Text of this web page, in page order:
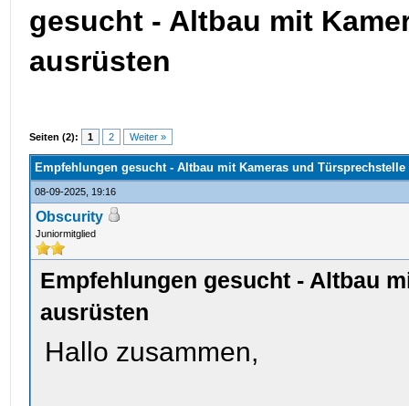
gesucht - Altbau mit
ausrüsten
Seiten (2): 1 2 Weiter »
Empfehlungen gesucht - Altbau mit Kameras und Türsprechstelle
08-09-2025, 19:16
Obscurity
Juniormitglied
Empfehlungen gesucht - Altbau
ausrüsten
Hallo zusammen,